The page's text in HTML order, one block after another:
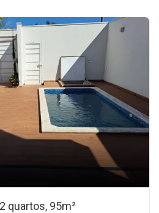
quartos, 95m²